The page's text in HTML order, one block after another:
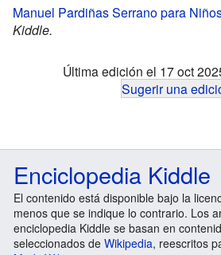
Manuel Pardiñas Serrano para
Kiddle.
Última edición el 17 oct
Sugerir una
Enciclopedia Kiddle
El contenido está disponible bajo la
menos que se indique lo contrario. Los
enciclopedia Kiddle se basan en
seleccionados de Wikipedia, reescritos